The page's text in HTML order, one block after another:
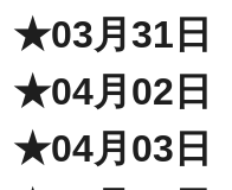
★03月31日
★04月02日
★04月03日